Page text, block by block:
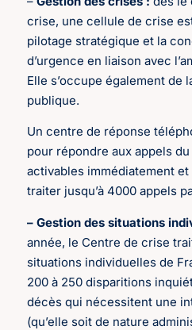
crise, une cellule de crise
pilotage stratégique et la
d’urgence en liaison avec
Elle s’occupe également de
publique.
Un centre de réponse
pour répondre aux appels
activables immédiatement
traiter jusqu’à 4000 appels
– Gestion des situations
année, le Centre de crise
situations individuelles de
200 à 250 disparitions
décès qui nécessitent une
(qu’elle soit de nature